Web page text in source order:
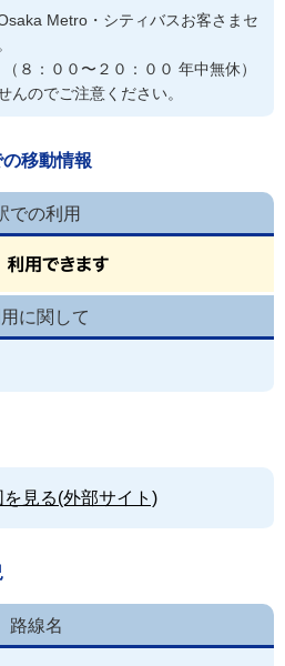
Metro・シティバスお客さまセ
８：００〜２０：００ 年中無休）
のでご注意ください。
移動情報
での利用
に関して
見る(外部サイト)
路線名